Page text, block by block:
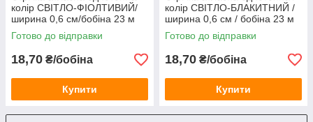
колір СВІТЛО-ФІОЛТИВИЙ/
ширина 0,6 см/бобіна 23 м
Готово до відправки
18,70 ₴/бобіна
Купити
колір СВІТЛО-БЛАКИТНИЙ /
ширина 0,6 см / бобіна 23 м
Готово до відправки
18,70 ₴/бобіна
Купити